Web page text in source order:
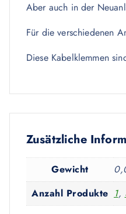
Aber auch in der
Für die verschiedenen
Diese Kabelklemmen
Zusätzliche
Gewicht
Anzahl Produkte 1,